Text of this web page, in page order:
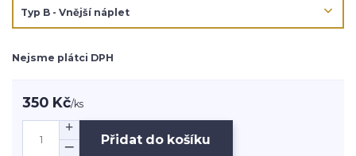
Nejsme plátci DPH
350 Kč/ks
Přidat do košíku